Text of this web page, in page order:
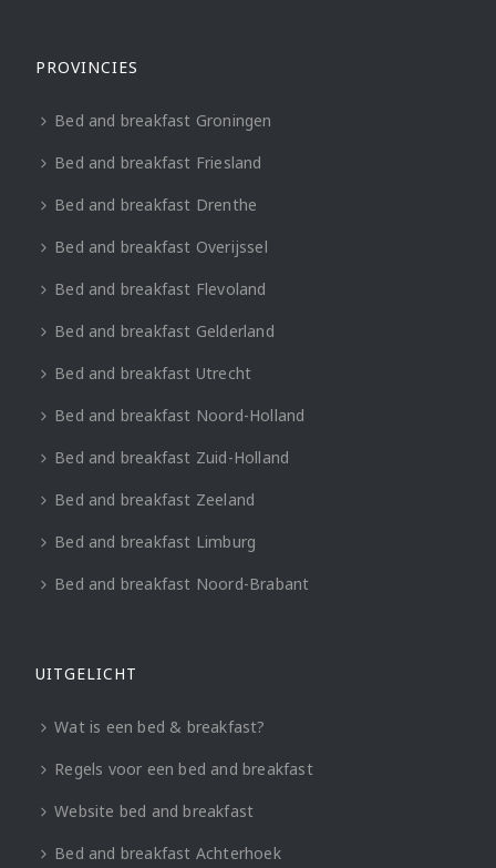
PROVINCIES
Bed and breakfast Groningen
Bed and breakfast Friesland
Bed and breakfast Drenthe
Bed and breakfast Overijssel
Bed and breakfast Flevoland
Bed and breakfast Gelderland
Bed and breakfast Utrecht
Bed and breakfast Noord-Holland
Bed and breakfast Zuid-Holland
Bed and breakfast Zeeland
Bed and breakfast Limburg
Bed and breakfast Noord-Brabant
UITGELICHT
Wat is een bed & breakfast?
Regels voor een bed and breakfast
Website bed and breakfast
Bed and breakfast Achterhoek